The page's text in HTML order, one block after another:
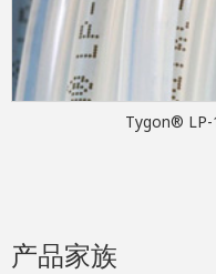
Tygon® LP-
产品家族